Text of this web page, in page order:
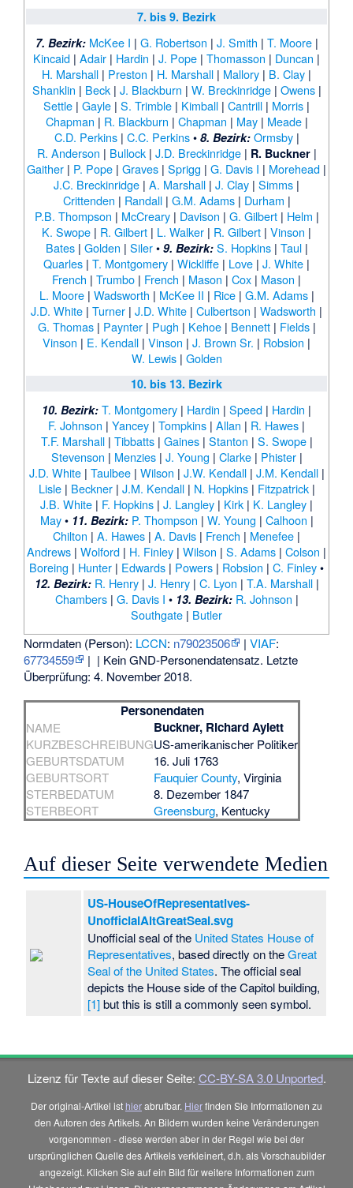
7. bis 9. Bezirk
7. Bezirk: McKee I | G. Robertson | J. Smith | T. Moore|
Kincaid | Adair | Hardin | J. Pope | Thomasson | Duncan |
H. Marshall | Preston | H. Marshall | Mallory | B. Clay |
Shanklin | Beck| J. Blackburn | W. Breckinridge| Owens|
Settle | Gayle | S. Trimble | Kimball | Cantrill | Morris |
Chapman | R. Blackburn | Chapman | May| Meade|
C.D. Perkins| C.C. Perkins• 8. Bezirk: Ormsby|
R. Anderson | Bullock| J.D. Breckinridge| R. Buckner|
Gaither | P. Pope | Graves | Sprigg | G. Davis I | Morehead |
J.C. Breckinridge | A. Marshall | J. Clay | Simms |
Crittenden | Randall| G.M. Adams| Durham |
P.B. Thompson | McCreary| Davison | G. Gilbert| Helm |
K. Swope | R. Gilbert | L. Walker | R. Gilbert | Vinson |
Bates| Golden | Siler• 9. Bezirk: S. Hopkins| Taul|
Quarles | T. Montgomery | Wickliffe | Love | J. White |
French | Trumbo | French | Mason | Cox | Mason |
L. Moore| Wadsworth | McKee II | Rice| G.M. Adams|
J.D. White | Turner | J.D. White | Culbertson | Wadsworth |
G. Thomas| Paynter| Pugh | Kehoe| Bennett| Fields|
Vinson | E. Kendall | Vinson | J. Brown Sr. | Robsion |
W. Lewis| Golden
10. bis 13. Bezirk
10. Bezirk: T. Montgomery | Hardin | Speed | Hardin |
F. Johnson | Yancey | Tompkins | Allan | R. Hawes |
T.F. Marshall| Tibbatts| Gaines| Stanton | S. Swope|
Stevenson | Menzies| J. Young | Clarke| Phister|
J.D. White| Taulbee| Wilson | J.W. Kendall| J.M. Kendall|
Lisle| Beckner| J.M. Kendall| N. Hopkins| Fitzpatrick|
J.B. White | F. Hopkins | J. Langley | Kirk | K. Langley |
May• 11. Bezirk: P. Thompson | W. Young | Calhoon |
Chilton | A. Hawes | A. Davis | French | Menefee |
Andrews | Wolford | H. Finley | Wilson | S. Adams | Colson |
Boreing | Hunter | Edwards | Powers | Robsion | C. Finley•
12. Bezirk: R. Henry| J. Henry| C. Lyon | T.A. Marshall|
Chambers| G. Davis I • 13. Bezirk: R. Johnson |
Southgate | Butler
Normdaten (Person): LCCN: n79023506 |VIAF:
67734559
| | Kein GND-Personendatensatz. Letzte
Überprüfung: 4. November 2018.
Personendaten
NAME Buckner, Richard Aylett
KURZBESCHREIBUNGUS-amerikanischer Politiker
GEBURTSDATUM
16. Juli 1763
GEBURTSORT
Fauquier County, Virginia
STERBEDATUM
8. Dezember 1847
STERBEORT
Greensburg, Kentucky
Auf dieser Seite verwendete Medien
US-HouseOfRepresentatives-
UnofficialAltGreatSeal.svg
Unofficial seal of the United States House of
Representatives, based directly on theGreat
Seal of the United States. The official seal
depicts the House side of the Capitol building,
[1]but this is still a commonly seen symbol.
Lizenz für Texte auf dieser Seite: CC-BY-SA 3.0 Unported.
Der original-Artikel ist hierabrufbar. Hierfinden Sie Informationen zu
den Autoren des Artikels. An Bildern wurden keine Veränderungen
vorgenommen - diese werden aber in der Regel wie bei der
ursprünglichen Quelle des Artikels verkleinert, d.h. als Vorschaubilder
angezeigt. Klicken Sie auf ein Bild für weitere Informationen zum